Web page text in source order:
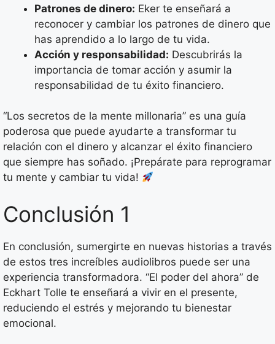
Patrones de dinero: Eker te enseñará a
reconocer y cambiar los patrones de dinero que
has aprendido a lo largo de tu vida.
Acción y responsabilidad: Descubrirás la
importancia de tomar acción y asumir la
responsabilidad de tu éxito financiero.
“Los secretos de la mente millonaria” es una guía
poderosa que puede ayudarte a transformar tu
relación con el dinero y alcanzar el éxito financiero
que siempre has soñado. ¡Prepárate para reprogramar
tu mente y cambiar tu vida!
Conclusión 1
En conclusión, sumergirte en nuevas historias a través
de estos tres increíbles audiolibros puede ser una
experiencia transformadora. “El poder del ahora” de
Eckhart Tolle te enseñará a vivir en el presente,
reduciendo el estrés y mejorando tu bienestar
emocional.